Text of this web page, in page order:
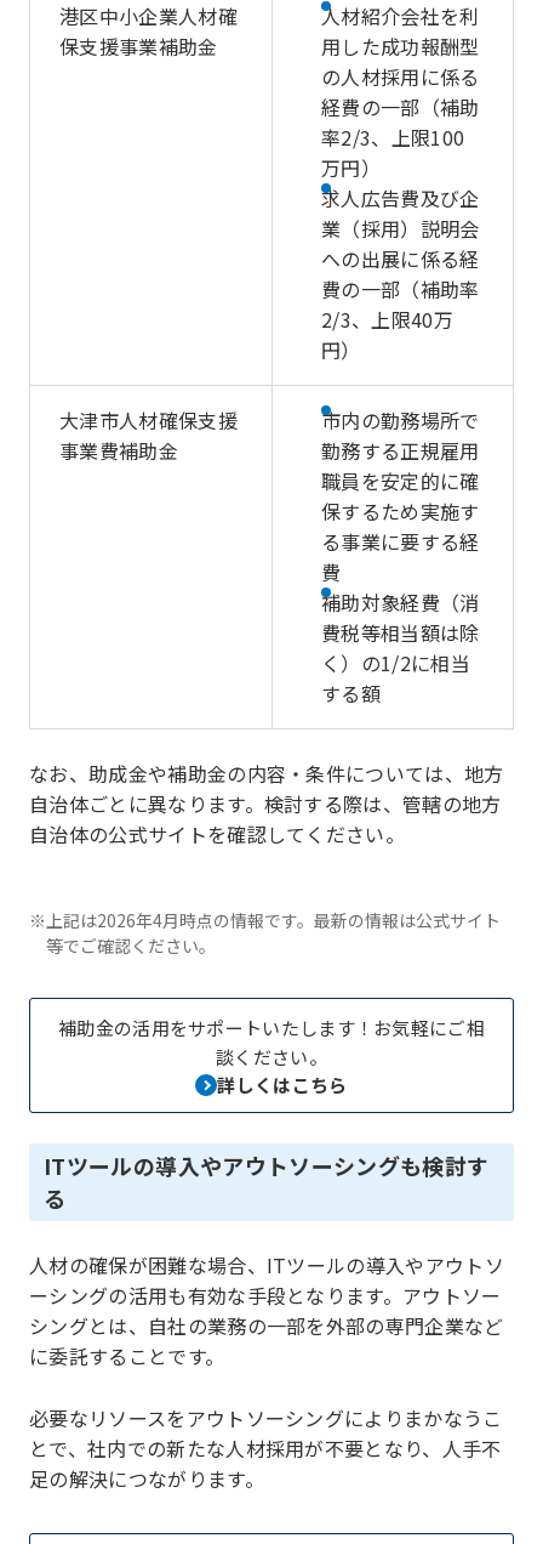
港区中小企業人材確
保支援事業補助金
人材紹介会社を利
用した成功報酬型
の人材採用に係る
経費の一部（補助
率2/3、上限100
万円）
求人広告費及び企
業（採用）説明会
への出展に係る経
費の一部（補助率
2/3、上限40万
円）
大津市人材確保支援
事業費補助金
市内の勤務場所で
勤務する正規雇用
職員を安定的に確
保するため実施す
る事業に要する経
費
補助対象経費（消
費税等相当額は除
く）の1/2に相当
する額
なお、助成金や補助金の内容・条件については、地方
自治体ごとに異なります。検討する際は、管轄の地方
自治体の公式サイトを確認してください。
※上記は2026年4月時点の情報です。最新の情報は公式サイト
等でご確認ください。
補助金の活用をサポートいたします！お気軽にご相
談ください。
詳しくはこちら
ITツールの導入やアウトソーシングも検討す
る
人材の確保が困難な場合、ITツールの導入やアウトソ
ーシングの活用も有効な手段となります。アウトソー
シングとは、自社の業務の一部を外部の専門企業など
に委託することです。
必要なリソースをアウトソーシングによりまかなうこ
とで、社内での新たな人材採用が不要となり、人手不
足の解決につながります。